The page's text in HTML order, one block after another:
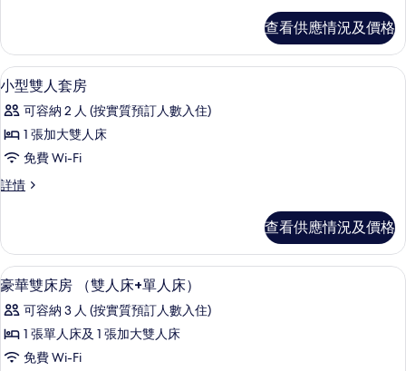
No
Parking)
的
相
片
Room/
No
Parking)
情
查看供應情況及價格
載
入
所
有
型
人
套
房
的
相
片
遮光窗簾/窗簾、隔音、免費 Wi-Fi、
12
小型雙人套房
可容納 2 人 (按實質預訂人數入住)
1 張加大雙人床
免費 Wi-Fi
詳情
小
套
房
詳
查看供應情況及價格
載
入
所
有
遮光窗簾/窗簾、隔音、免費 Wi-Fi、
8
豪華雙床房 （雙人床+單人床）
可容納 3 人 (按實質預訂人數入住)
1 張單人床及 1 張加大雙人床
免費 Wi-Fi